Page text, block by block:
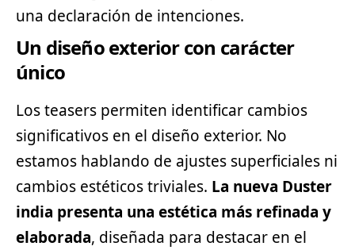
una declaración de intenciones.
Un diseño exterior con carácter
único
Los teasers permiten identificar cambios
significativos en el diseño exterior. No
estamos hablando de ajustes superficiales ni
cambios estéticos triviales. La nueva Duster
india presenta una estética más refinada y
elaborada, diseñada para destacar en el